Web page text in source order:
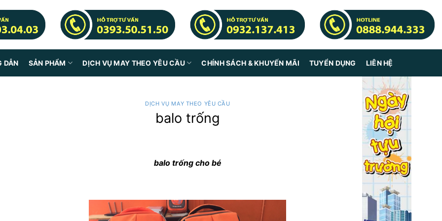
DẪN SẢN PHẨM DỊCH VỤ MAY THEO YÊU CẦU CHÍNH SÁCH & KHUYẾN MÃI TUYỂN DỤNG LIÊN HỆ
DỊCH VỤ MAY THEO YÊU CẦU
balo trống
balo trống cho bé